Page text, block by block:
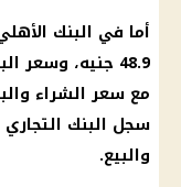
أما في البنك
مع سعر الشراء
والبيع.